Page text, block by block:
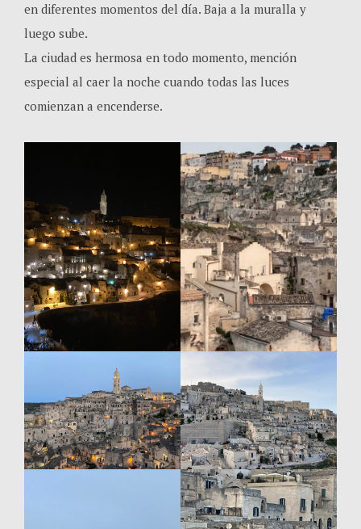
en diferentes momentos del día. Baja a la muralla y
luego sube.
La ciudad es hermosa en todo momento, mención
especial al caer la noche cuando todas las luces
comienzan a encenderse.